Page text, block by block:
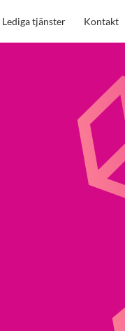
Lediga tjänster Kontakt